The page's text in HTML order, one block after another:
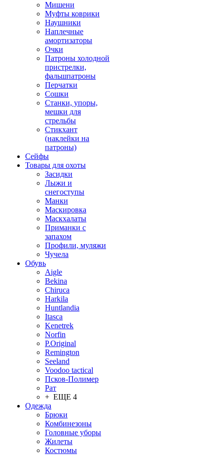
Мишени
Муфты коврики
Наушники
Наплечные
амортизаторы
Очки
Патроны холодной
пристрелки,
фальшпатроны
Перчатки
Сошки
Станки, упоры,
мешки для
стрельбы
Стикхант
(наклейки на
патроны)
Сейфы
Товары для охоты
Засидки
Лыжи и
снегоступы
Манки
Маскировка
Маскхалаты
Приманки с
запахом
Профили, муляжи
Чучела
Обувь
Aigle
Bekina
Chiruсa
Harkila
Huntlandia
Itasca
Kenetrek
Norfin
P.Original
Remington
Seeland
Voodoo tactical
Псков-Полимер
Рат
+ ЕЩЕ 4
Одежда
Брюки
Комбинезоны
Головные уборы
Жилеты
Костюмы